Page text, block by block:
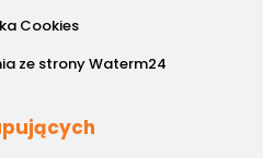
Cookies
ze strony Waterm24